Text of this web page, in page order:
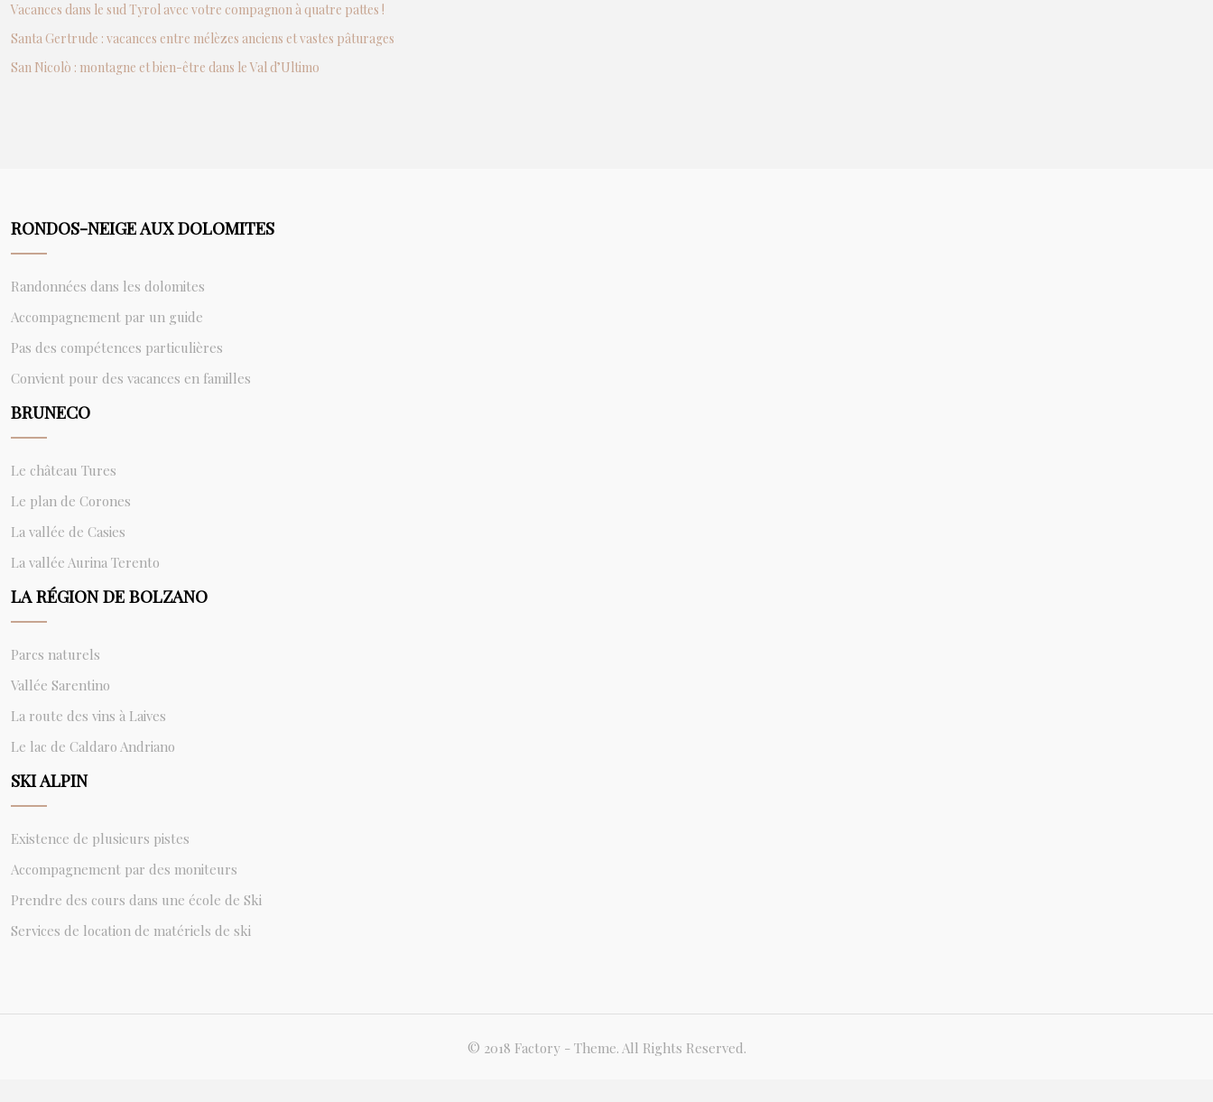
Vacances dans le sud Tyrol avec votre compagnon à quatre pattes !
Santa Gertrude : vacances entre mélèzes anciens et vastes pâturages
San Nicolò : montagne et bien-être dans le Val d’Ultimo
RONDOS-NEIGE AUX DOLOMITES
Randonnées dans les dolomites
Accompagnement par un guide
Pas des compétences particulières
Convient pour des vacances en familles
BRUNECO
Le château Tures
Le plan de Corones
La vallée de Casies
La vallée Aurina Terento
LA RÉGION DE BOLZANO
Parcs naturels
Vallée Sarentino
La route des vins à Laives
Le lac de Caldaro Andriano
SKI ALPIN
Existence de plusieurs pistes
Accompagnement par des moniteurs
Prendre des cours dans une école de Ski
Services de location de matériels de ski
© 2018 Factory - Theme. All Rights Reserved.